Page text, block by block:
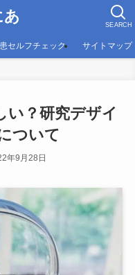
あ SEARCH
セルフチェック サイトマップ
い？研究デザイ
ついて
年9月28日